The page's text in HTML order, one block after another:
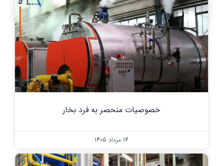
خصوصیات منحصر به فرد بخار
14 مرداد 1405